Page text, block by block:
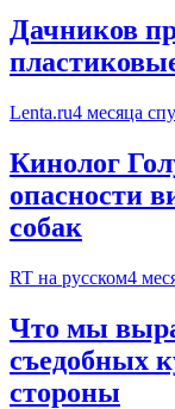
Дачников
Lenta.ru4 месяца
Кинолог
опасности
собак
RT на русском4
Что мы
съедобных
стороны